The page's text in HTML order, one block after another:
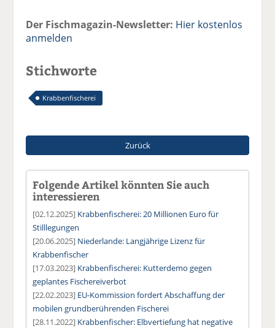
Der Fischmagazin-Newsletter: Hier kostenlos
anmelden
Stichworte
Krabbenfischerei
Zurück
Folgende Artikel könnten Sie auch
interessieren
[02.12.2025] Krabbenfischerei: 20 Millionen Euro für
Stilllegungen
[20.06.2025] Niederlande: Langjährige Lizenz für
Krabbenfischer
[17.03.2023] Krabbenfischerei: Kutterdemo gegen
geplantes Fischereiverbot
[22.02.2023] EU-Kommission fordert Abschaffung der
mobilen grundberührenden Fischerei
[28.11.2022] Krabbenfischer: Elbvertiefung hat negative